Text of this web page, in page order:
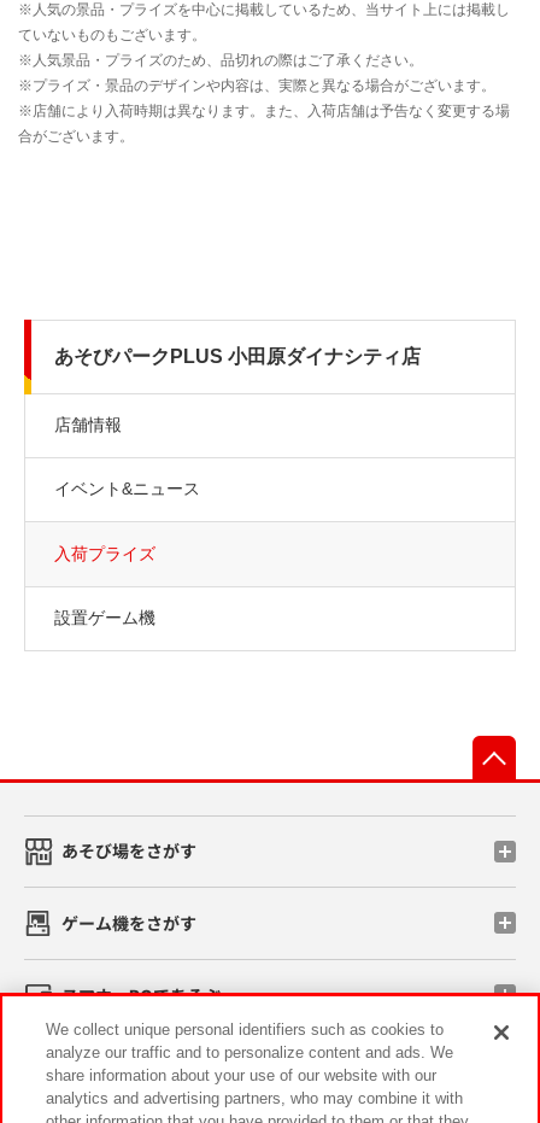
あそびパークPLUS 小田原ダイナシティ店
店舗情報
イベント&ニュース
入荷プライズ
設置ゲーム機
あそび場をさがす
ゲーム機をさがす
スマホ・PCであそぶ
イベント・キャンペーン
We collect unique personal identifiers such as cookies to
analyze our traffic and to personalize content and ads. We
share information about your use of our website with our
analytics and advertising partners, who may combine it with